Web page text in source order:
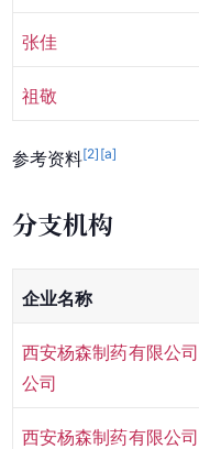
张佳
祖敬
参考资料[2] [a]
分支机构
企业名称
西安杨森制药有限公
公司
西安杨森制药有限公